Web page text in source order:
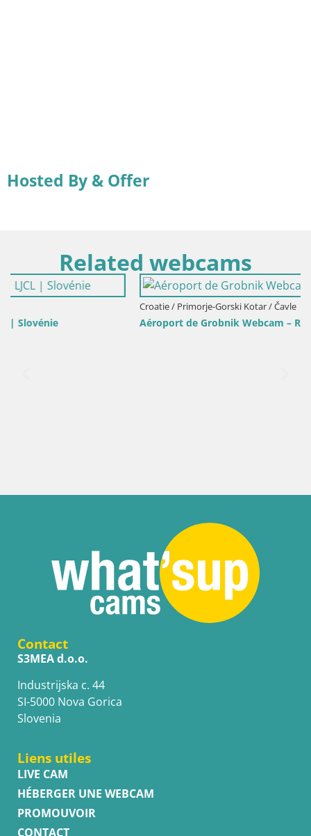
Hosted By & Offer
Related webcams
Croatie / Primorje-Gorski Kotar / Čavle
Aéroport de Grobnik Webcam – Rijeka
Contact
S3MEA d.o.o.
Industrijska c. 44
SI-5000 Nova Gorica
Slovenia
Liens utiles
LIVE CAM
HÉBERGER UNE WEBCAM
PROMOUVOIR
CONTACT